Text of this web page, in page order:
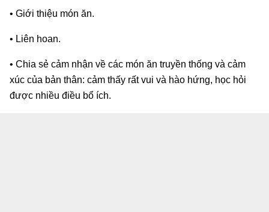
• Giới thiệu món ăn.
• Liên hoan.
• Chia sẻ cảm nhận về các món ăn truyền thống và cảm
xúc của bản thân: cảm thấy rất vui và hào hứng, học hỏi
được nhiều điều bổ ích.